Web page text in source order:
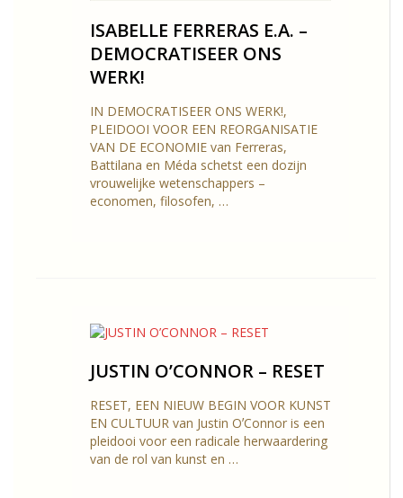
ISABELLE FERRERAS E.A. –
DEMOCRATISEER ONS
WERK!
IN DEMOCRATISEER ONS WERK!,
PLEIDOOI VOOR EEN REORGANISATIE
VAN DE ECONOMIE van Ferreras,
Battilana en Méda schetst een dozijn
vrouwelijke wetenschappers –
economen, filosofen, …
JUSTIN O’CONNOR – RESET
RESET, EEN NIEUW BEGIN VOOR KUNST
EN CULTUUR van Justin OʼConnor is een
pleidooi voor een radicale herwaardering
van de rol van kunst en …